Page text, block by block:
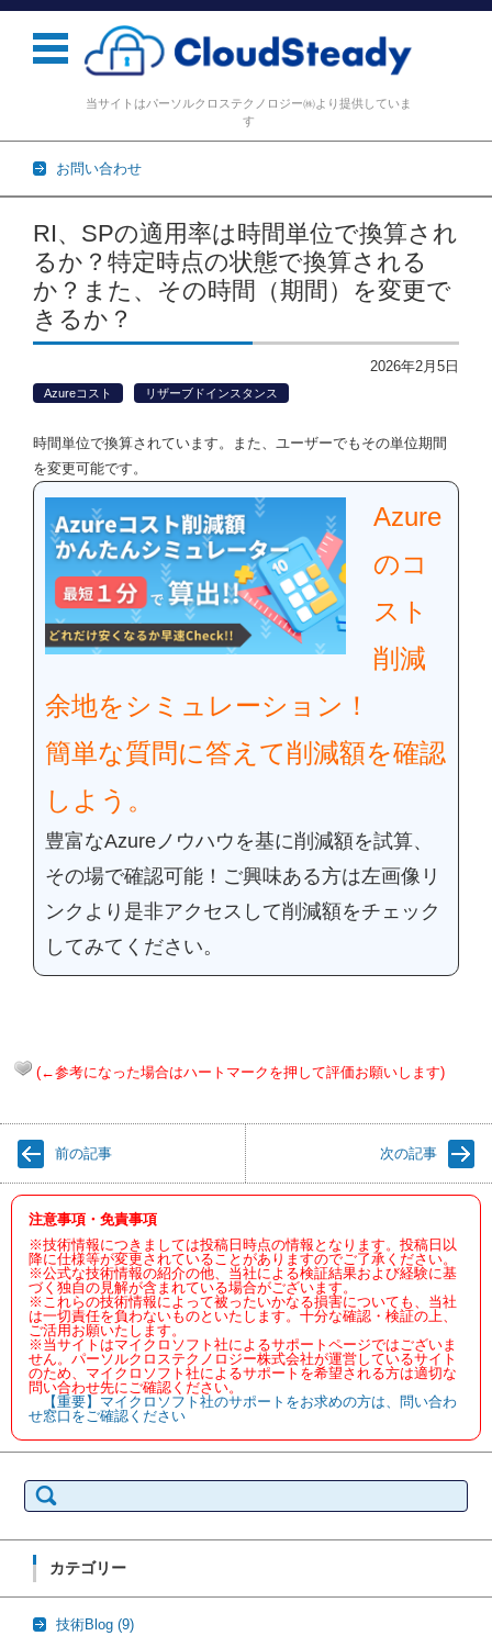
当サイトはパーソルクロステクノロジー㈱より提供していま
す
お問い合わせ
コンテンツに移動
RI、SPの適用率は時間単位で換算され
るか？特定時点の状態で換算される
か？また、その時間（期間）を変更で
きるか？
2026年2月5日
Azureコスト リザーブドインスタンス
時間単位で換算されています。また、ユーザーでもその単位期間
を変更可能です。
Azure
のコ
スト
削減
余地をシミュレーション！
簡単な質問に答えて削減額を確認
しよう。
豊富なAzure ノウハウを基に削減額を試算、
その場で確認可能！ ご興味ある方は左画像リ
ンクより是非アクセスして削減額をチェック
してみてください。
(←参考になった場合はハートマークを押して評価お願いします)
前の記事 次の記事
注意事項・免責事項
※技術情報につきましては投稿日時点の情報となります。投稿日以
降に仕様等が変更されていることがありますのでご了承ください。
※公式な技術情報の紹介の他、当社による検証結果および経験に基
づく独自の見解が含まれている場合がございます。
※これらの技術情報によって被ったいかなる損害についても、当社
は一切責任を負わないものといたします。十分な確認・検証の上、
ご活用お願いたします。
※当サイトはマイクロソフト社によるサポートページではございま
せん。パーソルクロステクノロジー株式会社が運営しているサイト
のため、マイクロソフト社によるサポートを希望される方は適切な
問い合わせ先にご確認ください。
【重要】マイクロソフト社のサポートをお求めの方は、問い合わ
せ窓口をご確認ください
索:
カテゴリー
技術Blog (9)